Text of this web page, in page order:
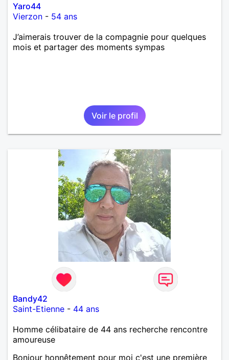
Yaro44
Vierzon - 54 ans
J’aimerais trouver de la compagnie pour quelques
mois et partager des moments sympas
Voir le profil
Bandy42
Saint-Etienne - 44 ans
Homme célibataire de 44 ans recherche rencontre
amoureuse
Bonjour honnêtement pour moi c'est une première